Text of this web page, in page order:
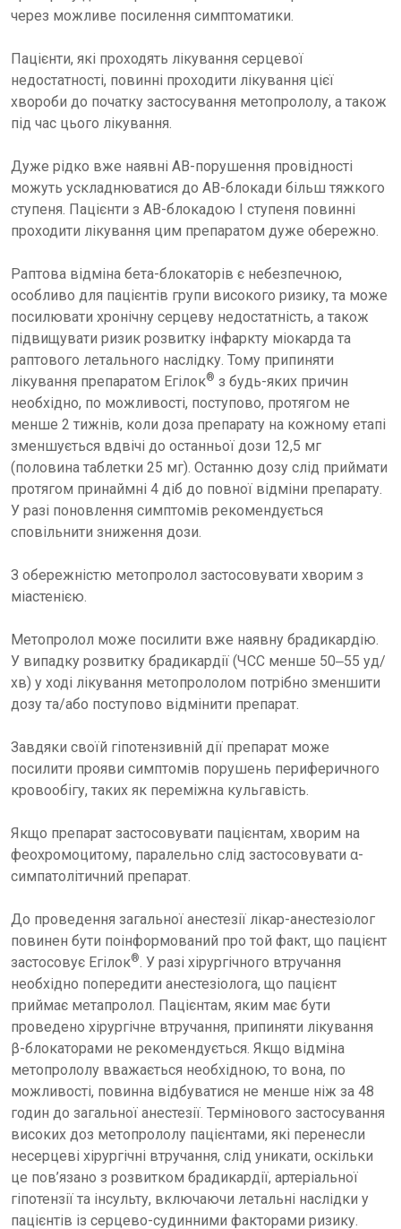
через можливе посилення симптоматики.
Пацієнти, які проходять лікування серцевої
недостатності, повинні проходити лікування цієї
хвороби до початку застосування метопрололу, а також
під час цього лікування.
Дуже рідко вже наявні АВ-порушення провідності
можуть ускладнюватися до АВ-блокади більш тяжкого
ступеня. Пацієнти з АВ-блокадою І ступеня повинні
проходити лікування цим препаратом дуже обережно.
Раптова відміна бета-блокаторів є небезпечною,
особливо для пацієнтів групи високого ризику, та може
посилювати хронічну серцеву недостатність, а також
підвищувати ризик розвитку інфаркту міокарда та
раптового летального наслідку. Тому припиняти
лікування препаратом Егілок® з будь-яких причин
необхідно, по можливості, поступово, протягом не
менше 2 тижнів, коли доза препарату на кожному етапі
зменшується вдвічі до останньої дози 12,5 мг
(половина таблетки 25 мг). Останню дозу слід приймати
протягом принаймні 4 діб до повної відміни препарату.
У разі поновлення симптомів рекомендується
сповільнити зниження дози.
З обережністю метопролол застосовувати хворим з
міастенією.
Метопролол може посилити вже наявну брадикардію.
У випадку розвитку брадикардії (ЧСС менше 50‒55 уд/
хв) у ході лікування метопрололом потрібно зменшити
дозу та/або поступово відмінити препарат.
Завдяки своїй гіпотензивній дії препарат може
посилити прояви симптомів порушень периферичного
кровообігу, таких як переміжна кульгавість.
Якщо препарат застосовувати пацієнтам, хворим на
феохромоцитому, паралельно слід застосовувати α-
симпатолітичний препарат.
До проведення загальної анестезії лікар-анестезіолог
повинен бути поінформований про той факт, що пацієнт
застосовує Егілок®. У разі хірургічного втручання
необхідно попередити анестезіолога, що пацієнт
приймає метапролол. Пацієнтам, яким має бути
проведено хірургічне втручання, припиняти лікування
β-блокаторами не рекомендується. Якщо відміна
метопрололу вважається необхідною, то вона, по
можливості, повинна відбуватися не менше ніж за 48
годин до загальної анестезії. Термінового застосування
високих доз метопрололу пацієнтами, які перенесли
несерцеві хірургічні втручання, слід уникати, оскільки
це пов’язано з розвитком брадикардії, артеріальної
гіпотензії та інсульту, включаючи летальні наслідки у
пацієнтів із серцево-судинними факторами ризику.